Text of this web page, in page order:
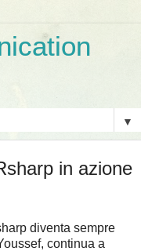
▼
in azione
diventa sempre
continua a